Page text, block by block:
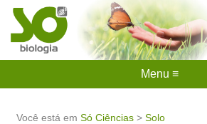
Você está emSó Ciências >Solo